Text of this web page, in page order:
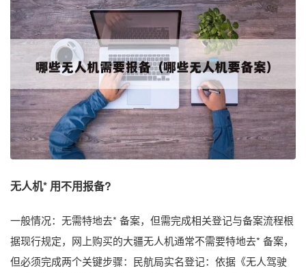
无人机* 用不用报备?
一般情况：无需特地去* 备案，但需完成相关登记与备案流程根
据现行规定，网上购买的大疆无人机通常不需要特地去* 备案，
但必须完成两个关键步骤：民航局实名登记：依据《无人驾驶